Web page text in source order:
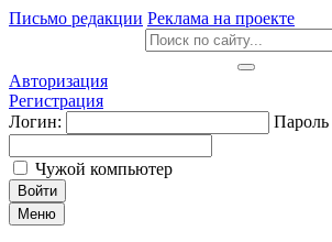
Письмо редакции Реклама на проекте
Авторизация
Регистрация
Логин:
Пароль
Чужой компьютер
Войти
Меню